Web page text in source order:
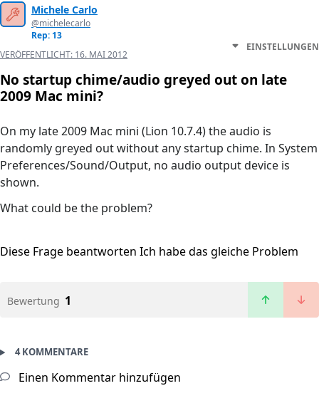
Michele Carlo
@michelecarlo
Rep: 13
VERÖFFENTLICHT: 16. MAI 2012
EINSTELLUNGEN
No startup chime/audio greyed out on late
2009 Mac mini?
On my late 2009 Mac mini (Lion 10.7.4) the audio is
randomly greyed out without any startup chime. In System
Preferences/Sound/Output, no audio output device is
shown.
What could be the problem?
Diese Frage beantworten Ich habe das gleiche Problem
Bewertung 1
4 KOMMENTARE
Einen Kommentar hinzufügen